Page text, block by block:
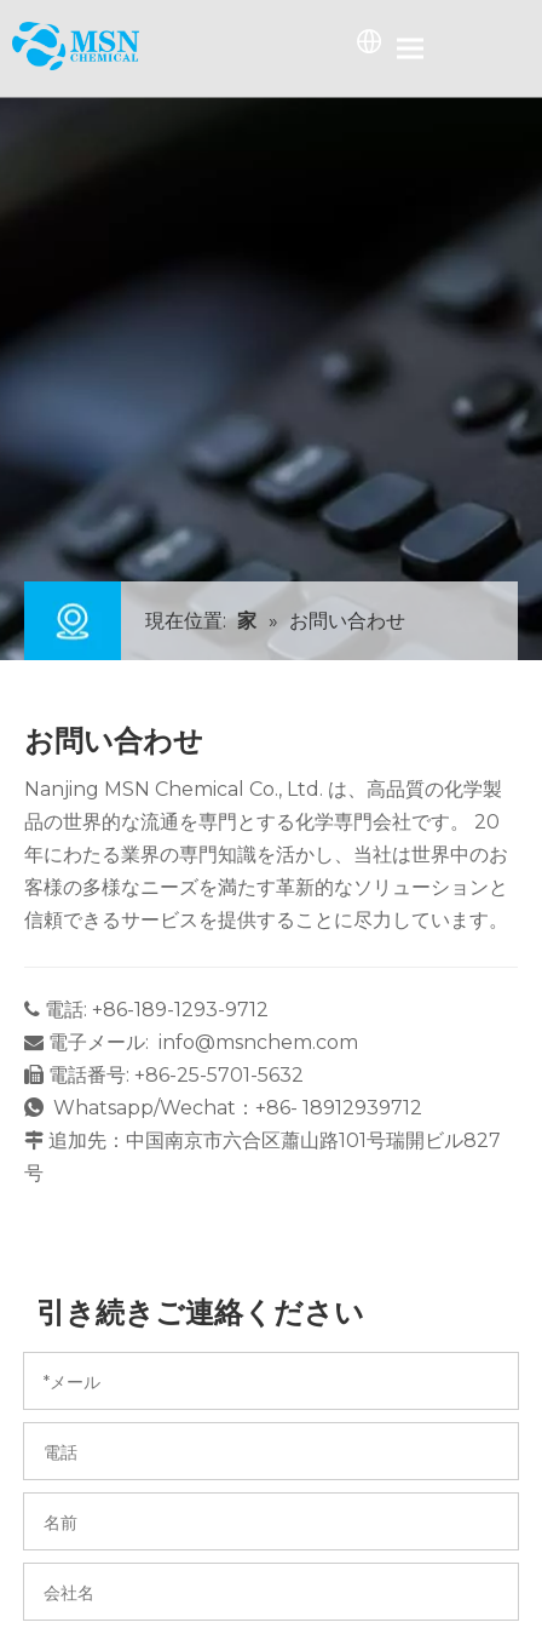
現在位置: 家 » お問い合わせ
お問い合わせ
Nanjing MSN Chemical Co., Ltd. は、高品質の化学製
品の世界的な流通を専門とする化学専門会社です。 20
年にわたる業界の専門知識を活かし、当社は世界中のお
客様の多様なニーズを満たす革新的なソリューションと
信頼できるサービスを提供することに尽力しています。
 電話: +86-189-1293-9712
 電子メール: info@msnchem.com
 電話番号: +86-25-5701-5632
 Whatsapp/Wechat：+86- 18912939712
 追加先：中国南京市六合区蕭山路101号瑞開ビル827
号
引き続きご連絡ください